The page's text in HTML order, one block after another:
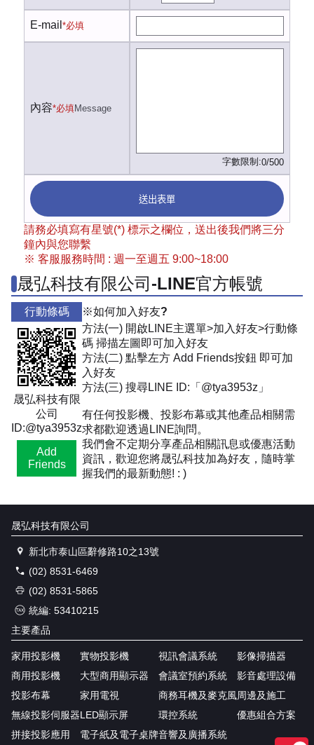
E-mail *必填
內容*必填Message
字數限制:0/500
送出表單
請務必填寫有星號(*) 標示之欄位，送出後我們將三分
鐘內與您聯繫
※ 客服服務時間 : 週一至週五 9:00~18:00
晟弘科技有限公司-LINE官方帳號
行動條碼
晟弘科技有限
公司
ID:@tya3953z
Add
Friends
※如何加入好友?
方法(一) 開啟LINE主選單>加入好友>行動條
碼 掃描左圖即可加入好友
方法(二) 點擊左方 Add Friends按鈕 即可加
入好友
方法(三) 搜尋LINE ID:「@tya3953z」
有任何投影機、投影布幕或其他產品相關需
求都歡迎透過LINE詢問。
我們會不定期分享產品相關訊息或優惠活動
資訊，歡迎您將晟弘科技加為好友，隨時掌
握我們的最新動態! : )
晟弘科技有限公司
新北市泰山區辭修路10之13號
(02) 8531-6469
(02) 8531-5865
統編: 53410215
主要產品
家用投影機
商用投影機
投影布幕
無線投影伺服器
拼接投影應用
實物投影機
大型商用顯示器
家用電視
LED顯示屏
電子紙及電子桌牌
視訊會議系統
會議室預約系統
商務耳機及麥克風
環控系統
音響及廣播系統
影像掃描器
影音處理設備
周邊及施工
優惠組合方案